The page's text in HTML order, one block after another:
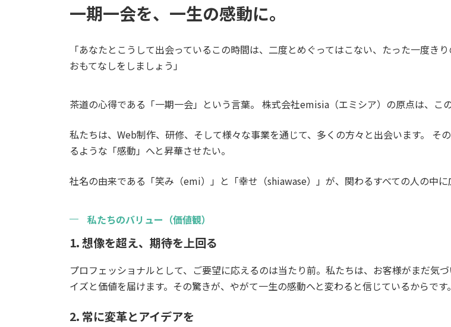
一期一会を、一生の感動に。
「あなたとこうして出会っているこの時間は、二度とめぐってはこない、たった一度き
おもてなしをしましょう」
茶道の心得である「一期一会」という言葉。 株式会社emisia（エミシア）の原点は、この
私たちは、Web制作、研修、そして様々な事業を通じて、多くの方々と出会います。
るような「感動」へと昇華させたい。
社名の由来である「笑み（emi）」と「幸せ（shiawase）」が、関わるすべての人の中
私たちのバリュー（価値観）
1. 想像を超え、期待を上回る
プロフェッショナルとして、ご要望に応えるのは当たり前。私たちは、お客様がまだ気
イズと価値を届けます。その驚きが、やがて一生の感動へと変わると信じているからです。
2. 常に変革とアイデアを